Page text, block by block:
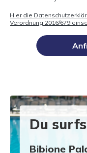
Hier die
Verordnung 2016/679
Du
Bibione